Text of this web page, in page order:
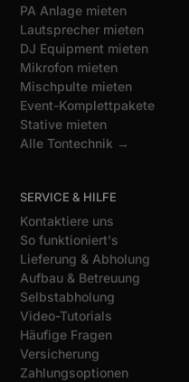
PA Anlage mieten
Lautsprecher mieten
DJ Equipment mieten
Mikrofon mieten
Mischpulte mieten
Event-Komplettpakete
Stative mieten
Alle Tontechnik →
SERVICE & HILFE
Kontaktiere uns
So funktioniert's
Lieferung & Abholung
Aufbau & Betreuung
Selbstabholung
Video-Tutorials
Häufige Fragen
Versicherung
Zahlungsoptionen